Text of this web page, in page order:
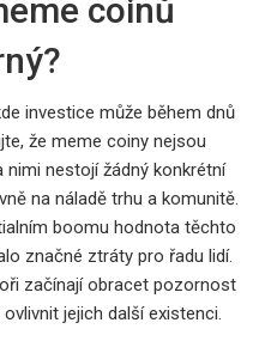
coinů
investice může během dnů
že meme coiny nejsou
nestojí žádný konkrétní
na náladě trhu a komunitě.
boomu hodnota těchto
značné ztráty pro řadu lidí.
začínají obracet pozornost
jejich další existenci.